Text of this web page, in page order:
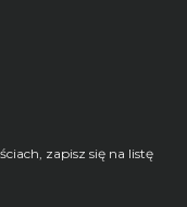
zapisz się na listę